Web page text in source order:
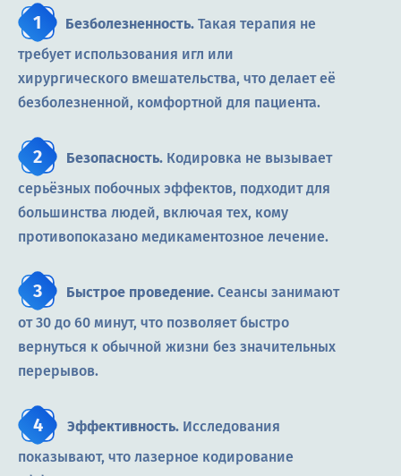
Безболезненность. Такая терапия не
требует использования игл или
хирургического вмешательства, что делает её
безболезненной, комфортной для пациента.
Безопасность. Кодировка не вызывает
серьёзных побочных эффектов, подходит для
большинства людей, включая тех, кому
противопоказано медикаментозное лечение.
Быстрое проведение. Сеансы занимают
от 30 до 60 минут, что позволяет быстро
вернуться к обычной жизни без значительных
перерывов.
Эффективность. Исследования
показывают, что лазерное кодирование